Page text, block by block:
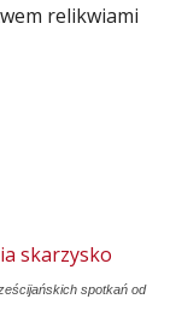
relikwiami
spotkań od